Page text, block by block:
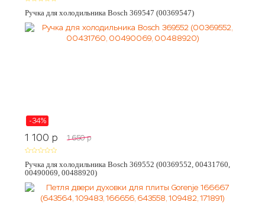
Ручка для холодильника Bosch 369547 (00369547)
-34%
1 100 p 1 650 p
Ручка для холодильника Bosch 369552 (00369552, 00431760,
00490069, 00488920)